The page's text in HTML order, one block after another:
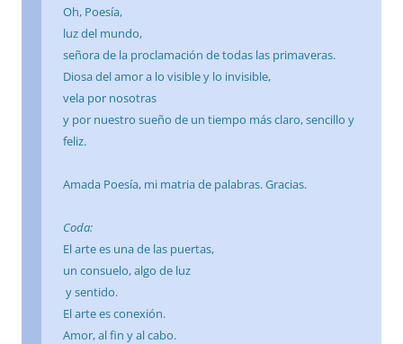
Oh, Poesía,
luz del mundo,
señora de la proclamación de todas las primaveras.
Diosa del amor a lo visible y lo invisible,
vela por nosotras
y por nuestro sueño de un tiempo más claro, sencillo y
feliz.
Amada Poesía, mi matria de palabras. Gracias.
Coda:
El arte es una de las puertas,
un consuelo, algo de luz
y sentido.
El arte es conexión.
Amor, al fin y al cabo.